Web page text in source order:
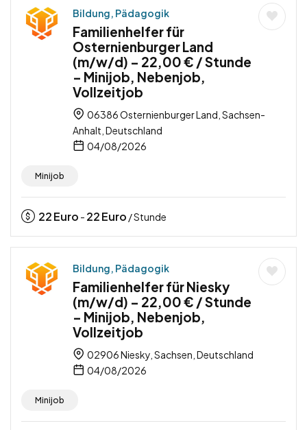
Bildung, Pädagogik
Familienhelfer für
Osternienburger Land
(m/w/d) – 22,00 € / Stunde
– Minijob, Nebenjob,
Vollzeitjob
06386 Osternienburger Land, Sachsen-
Anhalt, Deutschland
04/08/2026
Minijob
22Euro - 22Euro / Stunde
Bildung, Pädagogik
Familienhelfer für Niesky
(m/w/d) – 22,00 € / Stunde
– Minijob, Nebenjob,
Vollzeitjob
02906 Niesky, Sachsen, Deutschland
04/08/2026
Minijob